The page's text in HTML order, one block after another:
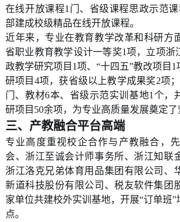
在线开放课程1门、省级课程思政示范
部建成校级精品在线开放课程。
近年来，专业在教育教学改革和科研方
省职业教育教学设计一等奖1项，立项浙
政教学研究项目1项、“十四五”教改项目
研项目4项，获省级以上教学成果奖2项
门、教材6本、省级示范实训基地1个，
研项目50余项，为专业高质量发展奠定了
三、产教融合平台高端
专业高度重视校企合作与产教融合，
会、浙江至诚会计师事务所、浙江知联
浙江洛克兄弟体育用品集团有限公司、
新道科技股份有限公司、税友软件集团
家单位共建校外实训基地，开展“订单班
点。